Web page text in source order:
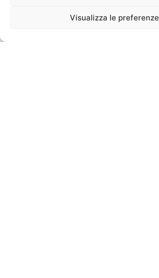
Visualizza le preferenze